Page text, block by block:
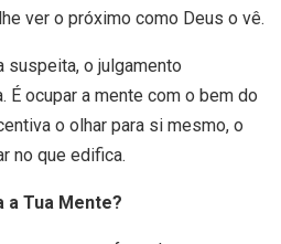
ver o próximo como Deus o vê.
suspeita, o julgamento
É ocupar a mente com o bem do
o olhar para si mesmo, o
no que edifica.
a Tua Mente?